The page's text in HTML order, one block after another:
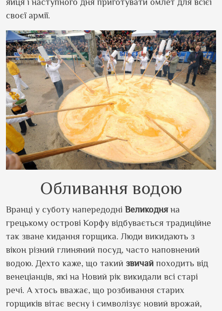
своєї армії.
Обливання водою
Вранці у суботу напередодні Великодняна
грецькому острові Корфу відбувається традиційне
так зване кидання горщика. Люди викидають з
вікон різний глиняний посуд, часто наповнений
водою. Дехто каже, що такий звичай походить від
венеціанців, які на Новий рік викидали всі старі
речі. А хтось вважає, що розбивання старих
горщиків вітає весну і символізує новий врожай,